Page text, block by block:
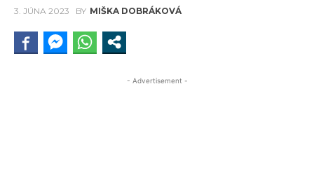
3. JÚNA 2023 BY MIŠKA DOBRÁKOVÁ
- Advertisement -